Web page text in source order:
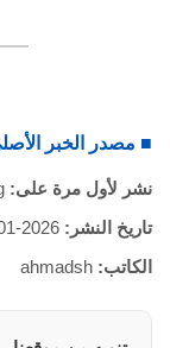
■ مصدر الخبر
نشر لأول مرة على:
تاريخ النشر: 2026-01-08 14:57:00
الكاتب: ahmadsh